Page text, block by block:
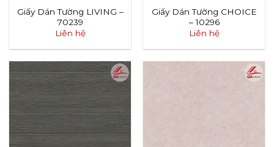
Giấy Dán Tường LIVING –
70239
Liên hệ
Giấy Dán Tường CHOICE
– 10296
Liên hệ